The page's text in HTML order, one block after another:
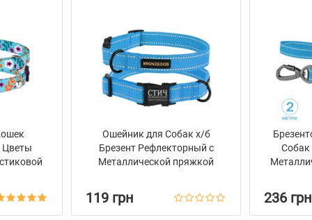
Цветы
Ошейник для Собак х/б
Брезент Рефлекторный c
Металлической пряжкой
119 грн
Собак
236 грн